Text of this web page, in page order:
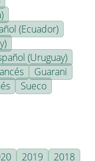
(Ecuador)
(Uruguay)
Guarani
Sueco
2019
2018